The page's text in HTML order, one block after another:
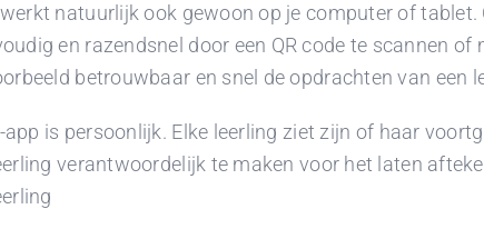
natuurlijk ook gewoon op je computer of tablet.
en razendsnel door een QR code te scannen of
betrouwbaar en snel de opdrachten van een
app is persoonlijk. Elke leerling ziet zijn of haar
verantwoordelijk te maken voor het laten